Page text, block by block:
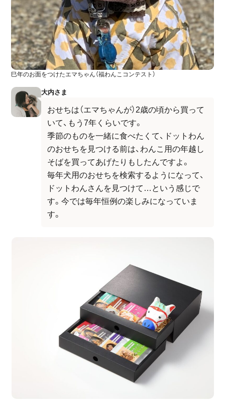
巳年のお面をつけたエマちゃん（福わんこコンテスト）
大内さま
おせちは（エマちゃんが）2歳の頃から買って
いて、もう7年くらいです。
季節のものを一緒に食べたくて、ドットわん
のおせちを見つける前は、わんこ用の年越し
そばを買ってあげたりもしたんですよ。
毎年犬用のおせちを検索するようになって、
ドットわんさんを見つけて…という感じで
す。今では毎年恒例の楽しみになっていま
す。